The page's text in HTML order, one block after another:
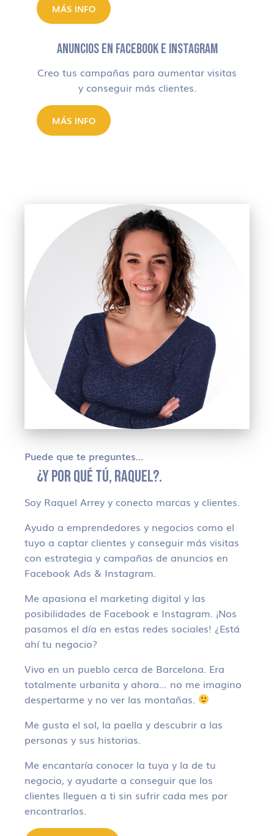
MÁS INFO
ANUNCIOS EN FACEBOOK E INSTAGRAM
Creo tus campañas para aumentar visitas
y conseguir más clientes.
MÁS INFO
Puede que te preguntes…
¿Y POR QUÉ TÚ, RAQUEL?.
Soy Raquel Arrey y conecto marcas y clientes.
Ayudo a emprendedores y negocios como el
tuyo a captar clientes y conseguir más visitas
con estrategia y campañas de anuncios en
Facebook Ads & Instagram.
Me apasiona el marketing digital y las
posibilidades de Facebook e Instagram. ¡Nos
pasamos el día en estas redes sociales! ¿Está
ahí tu negocio?
Vivo en un pueblo cerca de Barcelona. Era
totalmente urbanita y ahora… no me imagino
despertarme y no ver las montañas.
Me gusta el sol, la paella y descubrir a las
personas y sus historias.
Me encantaría conocer la tuya y la de tu
negocio, y ayudarte a conseguir que los
clientes lleguen a ti sin sufrir cada mes por
encontrarlos.